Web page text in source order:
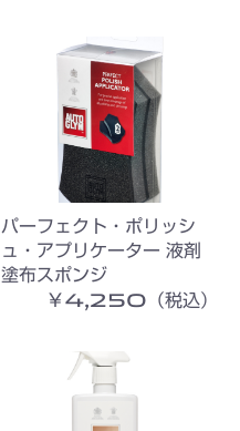
パーフェクト・ポリッシ
ュ・アプリケーター 液剤
塗布スポンジ
￥4,250（税込）